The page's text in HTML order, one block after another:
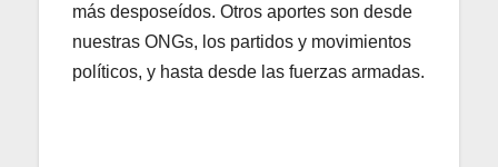
más desposeídos. Otros aportes son desde
nuestras ONGs, los partidos y movimientos
políticos, y hasta desde las fuerzas armadas.